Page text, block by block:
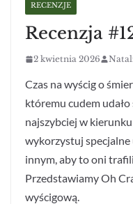
RECENZJE
Recenzja
2 kwietnia 2026
Czas na wyścig o
któremu cudem udało
najszybciej w
wykorzystuj
innym, aby to oni
Przedstawiamy Oh
wyścigową.